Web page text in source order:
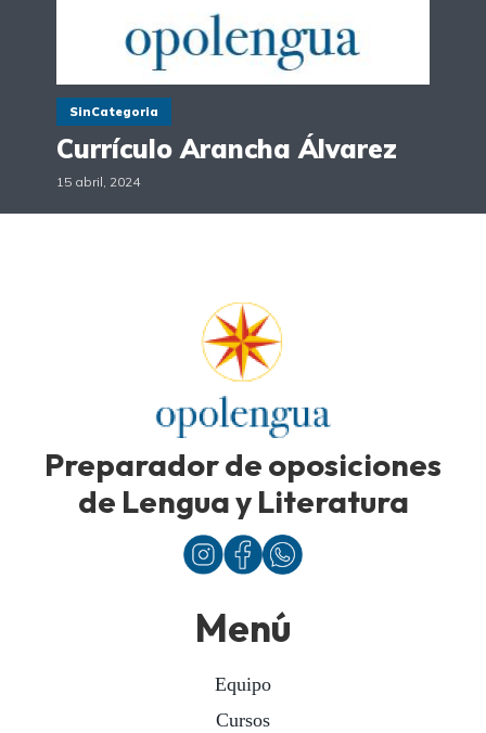
SinCategoria
Currículo Arancha Álvarez
15 abril, 2024
Preparador de oposiciones
de Lengua y Literatura
Menú
Equipo
Cursos